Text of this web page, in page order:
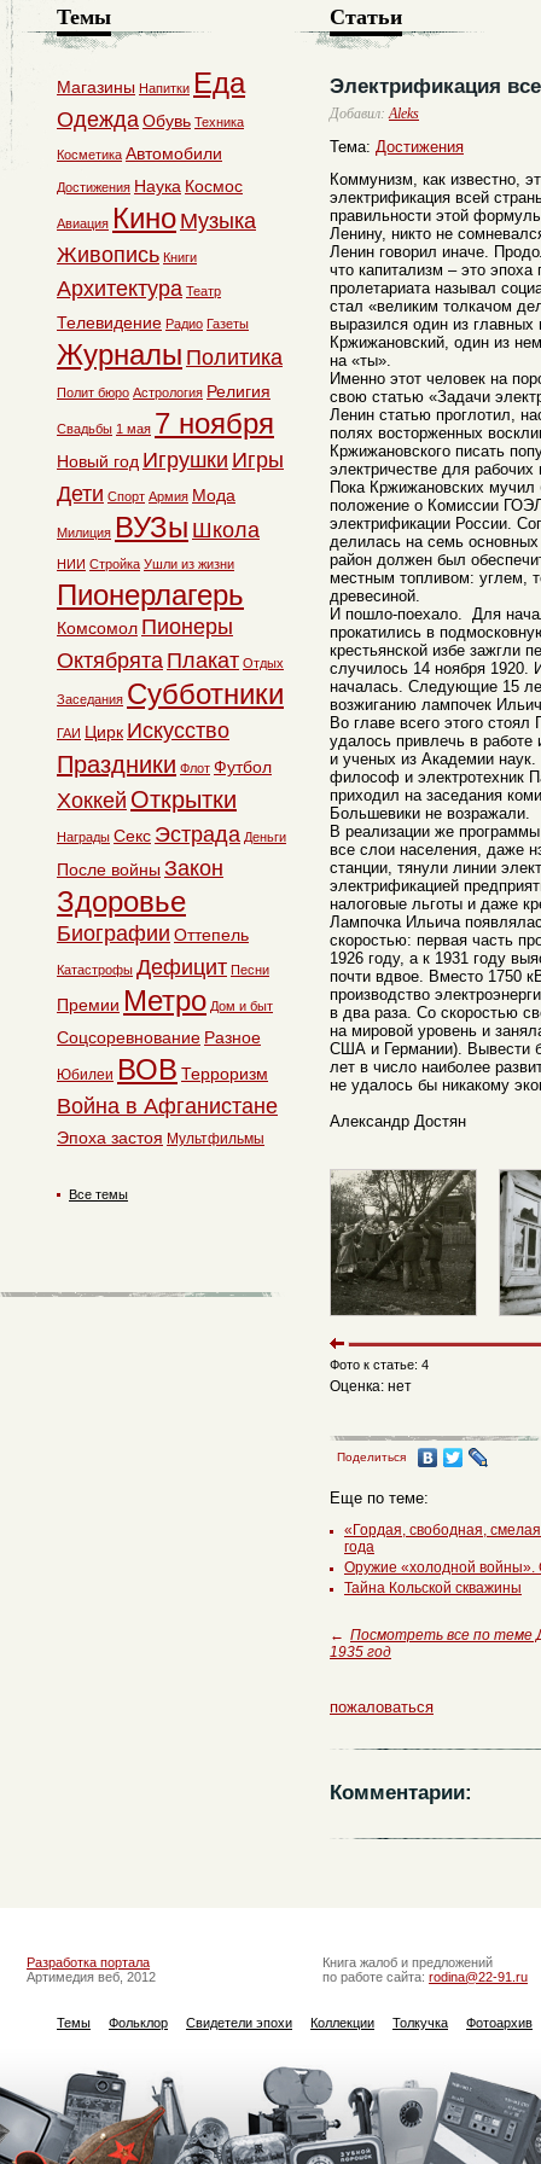
Статьи
Электрификация
Добавил:Aleks
Тема: Достижения
Коммунизм, как известно,
электрификация всей
правильности этой
Ленину, никто не
Ленин говорил иначе.
что капитализм – это
пролетариата называл
стал «великим толкачом
выразился один из главных
Кржижановский, один из
на «ты».
Именно этот человек на
свою статью «Задачи
Ленин статью проглотил,
полях восторженных
Кржижановского писать
электричестве для
Пока Кржижановских мучил
положение о Комиссии
электрификации России.
делилась на семь
район должен был
местным топливом: углем,
древесиной.
И пошло-поехало. Для
прокатились в
крестьянской избе зажгли
случилось 14 ноября 1920.
началась. Следующие 15
возжиганию лампочек
Во главе всего этого
удалось привлечь в
и ученых из Академии
философ и электротехник
приходил на заседания
Большевики не возражали.
В реализации же
все слои населения, даже
станции, тянули линии
электрификацией
налоговые льготы и даже
Лампочка Ильича
скоростью: первая часть
1926 году, а к 1931 году
почти вдвое. Вместо 1750
производство
в два раза. Со скоростью
на мировой уровень и
США и Германии). Вывести
лет в число наиболее
не удалось бы никакому
Александр Достян
Фото к статье: 4
Оценка: нет
Поделиться
Еще по теме:
«Гордая, свободная,
года
Оружие «холодной
Тайна Кольской скважины
← Посмотреть все по теме
1935 год
пожаловаться
Комментарии:
Темы
Магазины Напитки Еда
ОдеждаОбувь Техника
Косметика Автомобили
Достижения Наука Космос
Авиация Кино Музыка
Живопись Книги
Архитектура Театр
Телевидение Радио Газеты
Журналы Политика
Полит бюро Астрология Религия
Свадьбы 1 мая 7 ноября
Новый год Игрушки Игры
Дети Спорт Армия Мода
Милиция ВУЗы Школа
НИИ Стройка Ушли из жизни
Пионерлагерь
Комсомол Пионеры
Октябрята Плакат Отдых
Заседания Субботники
ГАИ Цирк Искусство
Праздники Флот Футбол
Хоккей Открытки
Награды Секс Эстрада Деньги
После войны Закон
Здоровье
Биографии Оттепель
Катастрофы Дефицит Песни
Премии Метро Дом и быт
Соцсоревнование Разное
Юбилеи ВОВ Терроризм
Война в Афганистане
Эпоха застоя Мультфильмы
Все темы
Разработка портала
Артимедия веб, 2012
Книга жалоб и предложений
по работе сайта: rodina@22-91.ru
Темы Фольклор Свидетели эпохи Коллекции Толкучка Фотоархив